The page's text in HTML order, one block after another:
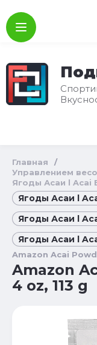
Главная
/
Управлением
Ягоды Асаи l Acai
Ягоды Асаи l
Ягоды Асаи l
Ягоды Асаи l
Amazon Acai
Amazon
4 oz, 113 g